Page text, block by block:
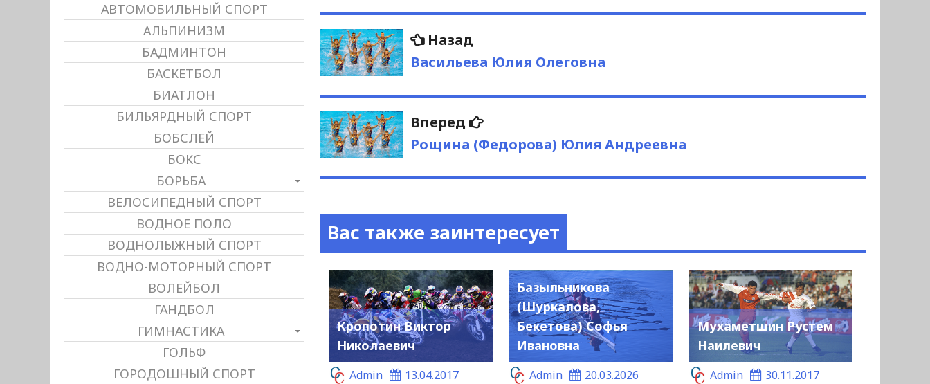
Навигация
по
записям
Назад
запись:
Васильева Юлия Олеговна
Вперед
Следующая
запись:
Рощина (Федорова) Юлия Андреевна
Вас также заинтересует
Кропотин Виктор
Николаевич
Admin
13.04.2017
Базыльникова
(Шуркалова,
Бекетова) Софья
Ивановна
Admin
20.03.2026
Мухаметшин Рустем
Наилевич
Admin
30.11.2017
АВТОМОБИЛЬНЫЙ СПОРТ
АЛЬПИНИЗМ
БАДМИНТОН
БАСКЕТБОЛ
БИАТЛОН
БИЛЬЯРДНЫЙ СПОРТ
БОБСЛЕЙ
БОКС
БОРЬБА
ВЕЛОСИПЕДНЫЙ СПОРТ
ВОДНОЕ ПОЛО
ВОДНОЛЫЖНЫЙ СПОРТ
ВОДНО-МОТОРНЫЙ СПОРТ
ВОЛЕЙБОЛ
ГАНДБОЛ
ГИМНАСТИКА
ГОЛЬФ
ГОРОДОШНЫЙ СПОРТ